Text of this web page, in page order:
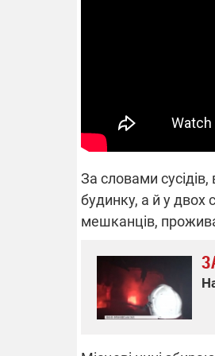
За словами
будинку, а й у двох
мешканців,